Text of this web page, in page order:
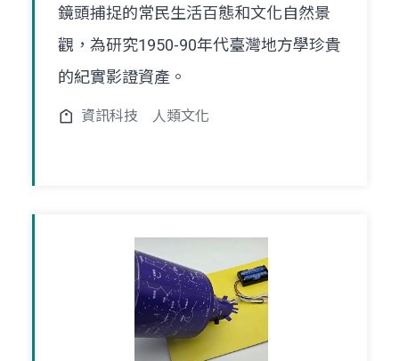
鏡頭捕捉的常民生活百態和文化自然景
觀，為研究1950-90年代臺灣地方學珍貴
的紀實影證資產。
資訊科技 人類文化